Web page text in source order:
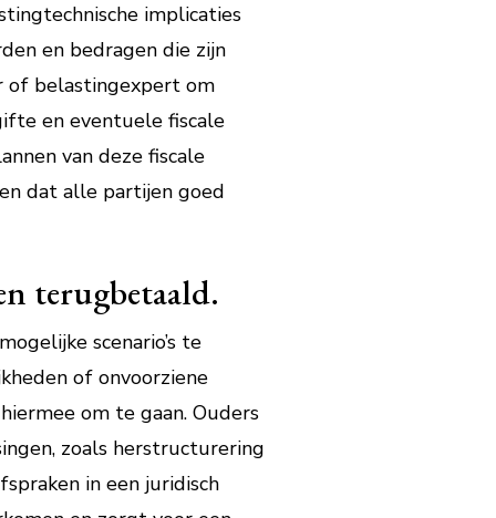
implicaties
en bedragen die zijn
of belastingexpert om
en eventuele fiscale
van deze fiscale
dat alle partijen goed
terugbetaald.
scenario’s te
of onvoorziene
om te gaan. Ouders
zoals herstructurering
in een juridisch